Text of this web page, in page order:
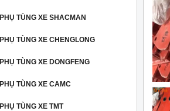
PHỤ TÙNG XE SHACMAN
PHỤ TÙNG XE CHENGLONG
PHỤ TÙNG XE DONGFENG
PHỤ TÙNG XE CAMC
PHỤ TÙNG XE TMT